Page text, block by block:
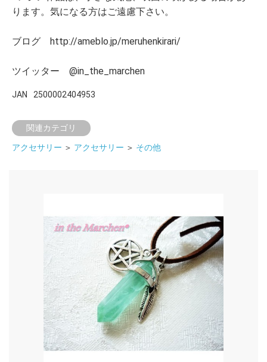
ります。気になる方はご遠慮下さい。
ブログ http://ameblo.jp/meruhenkirari/
ツイッター @in_the_marchen
JAN 2500002404953
関連カテゴリ
アクセサリー ＞ アクセサリー ＞ その他